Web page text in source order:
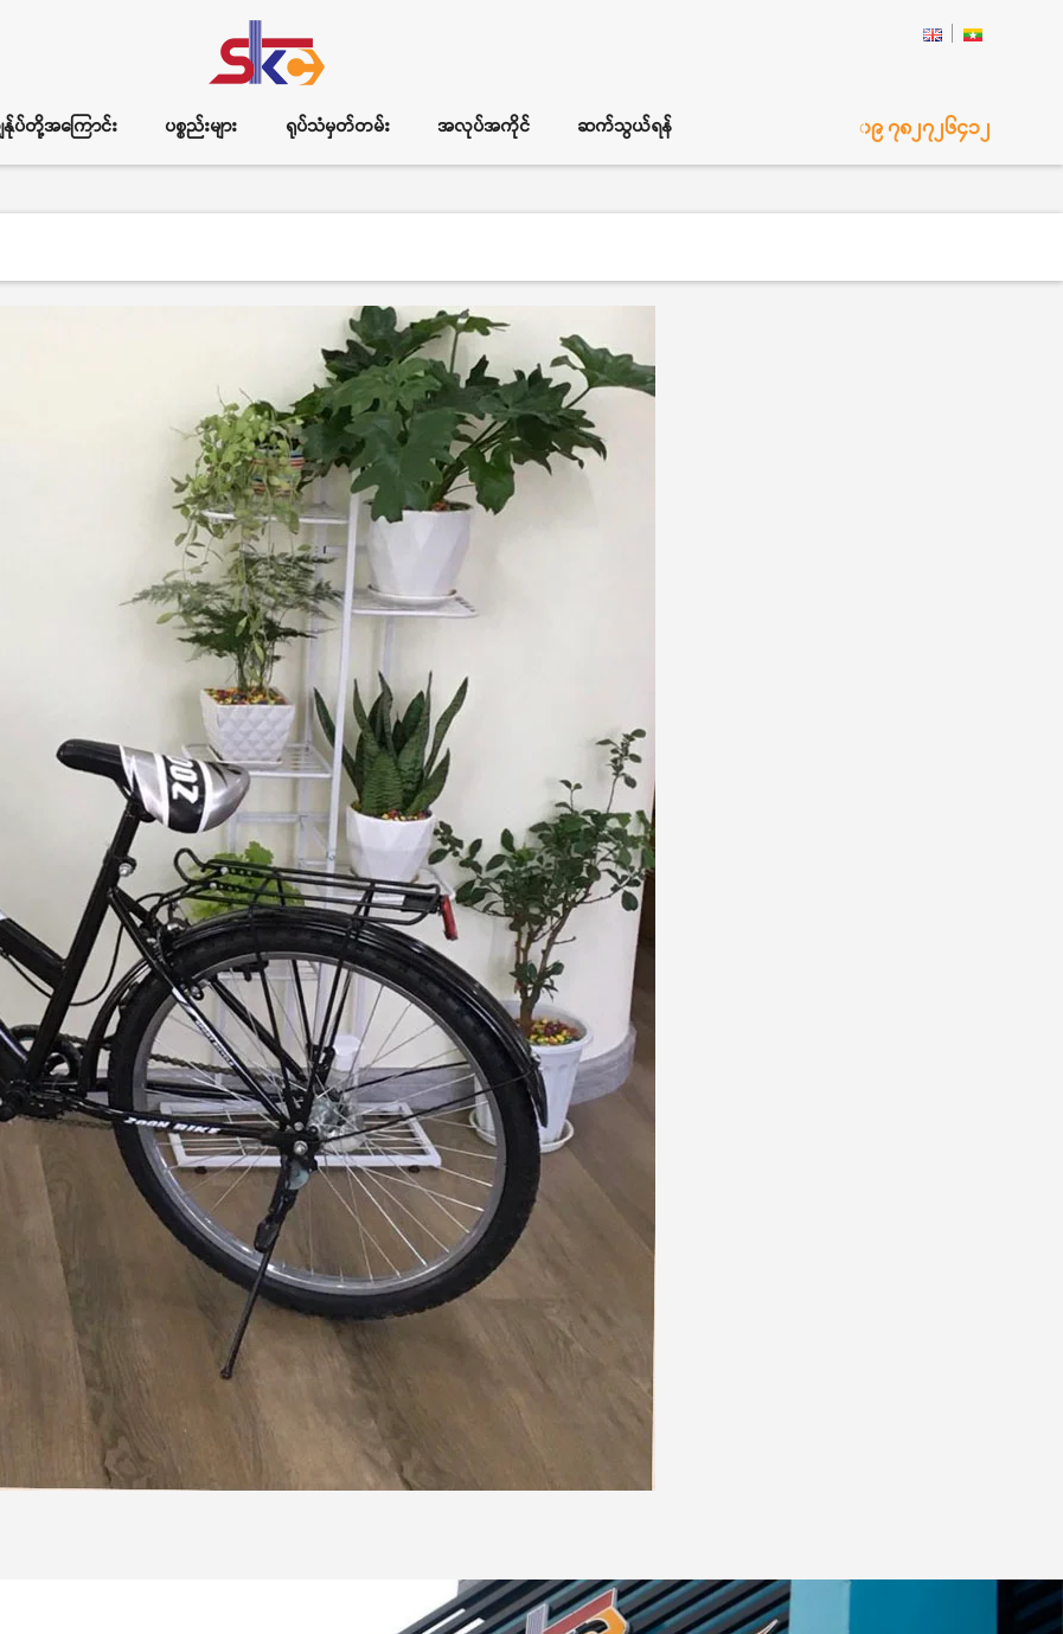
န်ုပ်တို့အကြောင်း ပစ္စည်းများ ရုပ်သံမှတ်တမ်း အလုပ်အကိုင် ဆက်သွယ်ရန် ၀၉ ၇၈၂၇၂၆၄၁၂